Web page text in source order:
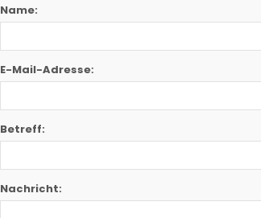
Name:
E-Mail-Adresse:
Betreff:
Nachricht: